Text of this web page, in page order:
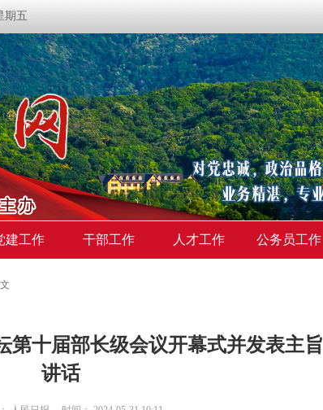
期五
建工作 干部工作 人才工作 公务员工作
第十届部长级会议开幕式并发表主旨
讲话